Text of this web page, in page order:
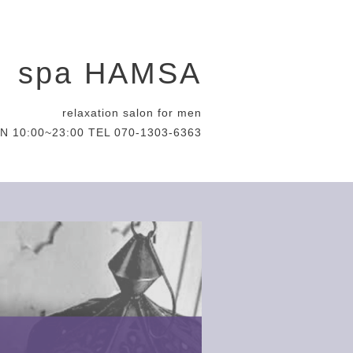
spa HAMSA
relaxation salon for men
10:00~23:00 TEL 070-1303-6363